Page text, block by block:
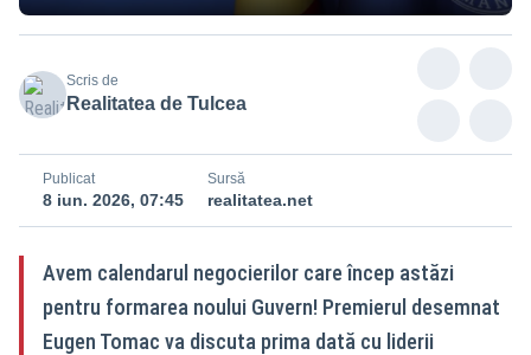
Scris de
Realitatea de Tulcea
Publicat
8 iun. 2026, 07:45
Sursă
realitatea.net
Avem calendarul negocierilor care încep astăzi
pentru formarea noului Guvern! Premierul desemnat
Eugen Tomac va discuta prima dată cu liderii